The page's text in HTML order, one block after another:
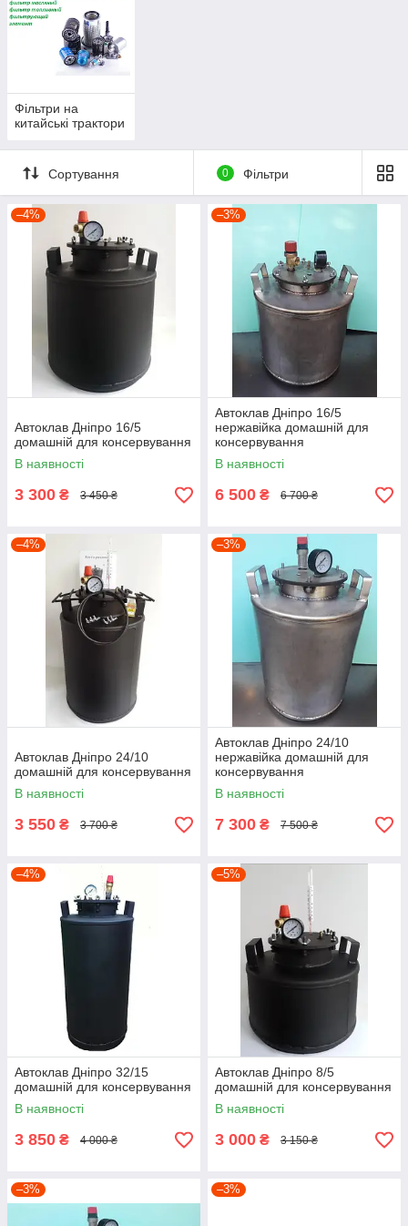
Фільтри на
китайські трактори
Сортування 0 Фільтри
–4%
Автоклав Дніпро 16/5
домашній для консервування
В наявності
3 300 ₴ 3 450 ₴
–3%
Автоклав Дніпро 16/5
нержавійка домашній для
консервування
В наявності
6 500 ₴ 6 700 ₴
–4%
Автоклав Дніпро 24/10
домашній для консервування
В наявності
3 550 ₴ 3 700 ₴
–3%
Автоклав Дніпро 24/10
нержавійка домашній для
консервування
В наявності
7 300 ₴ 7 500 ₴
–4%
Автоклав Дніпро 32/15
домашній для консервування
В наявності
3 850 ₴ 4 000 ₴
–5%
Автоклав Дніпро 8/5
домашній для консервування
В наявності
3 000 ₴ 3 150 ₴
–3% –3%